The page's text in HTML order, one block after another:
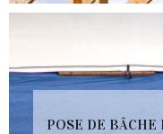
POSE DE